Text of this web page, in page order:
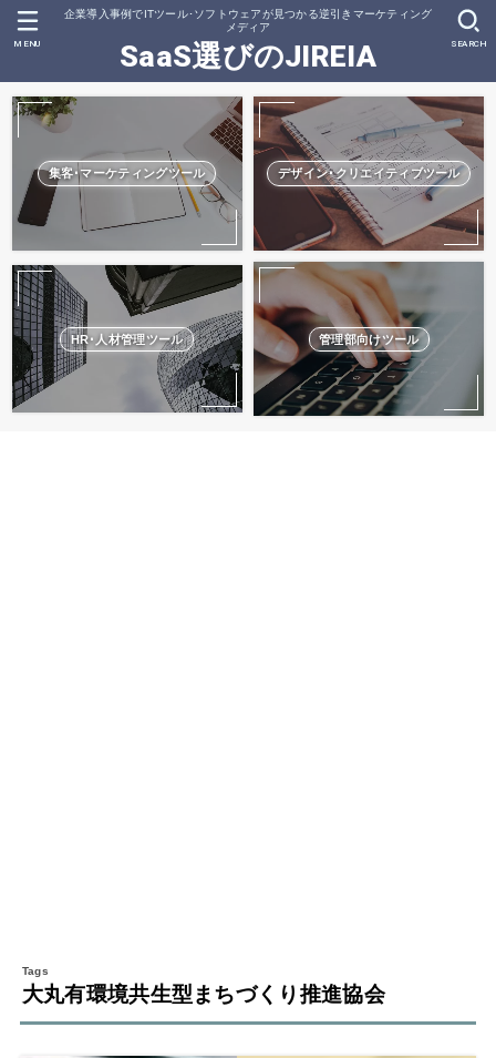
企業導入事例でITツール･ソフトウェアが見つかる逆引きマーケティング
メディア
SaaS選びのJIREIA SEARCH
MENU
集客･マーケティングツール デザイン･クリエイティブツール
HR･人材管理ツール 管理部向けツール
大丸有環境共生型まちづくり推進協会